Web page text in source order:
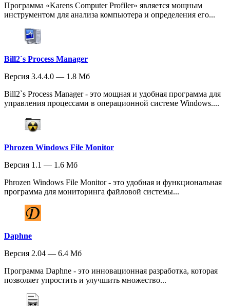
Программа «Karens Computer Profiler» является мощным
инструментом для анализа компьютера и определения его...
Bill2`s Process Manager
Версия 3.4.4.0 — 1.8 Мб
Bill2`s Process Manager - это мощная и удобная программа для
управления процессами в операционной системе Windows....
Phrozen Windows File Monitor
Версия 1.1 — 1.6 Мб
Phrozen Windows File Monitor - это удобная и функциональная
программа для мониторинга файловой системы...
Daphne
Версия 2.04 — 6.4 Мб
Программа Daphne - это инновационная разработка, которая
позволяет упростить и улучшить множество...